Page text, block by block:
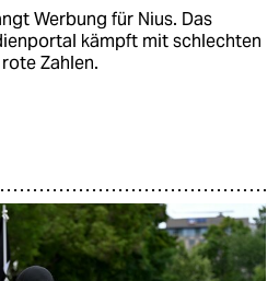
Werbung für Nius. Das
kämpft mit schlechten
Zahlen.